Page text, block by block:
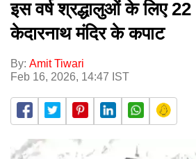
इस वर्ष श्रद्धालुओं के लिए
केदारनाथ मंदिर के कपाट
By: Amit Tiwari
Feb 16, 2026, 14:47 IST